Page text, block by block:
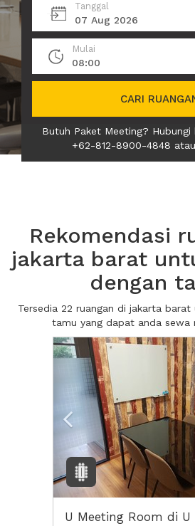
Tanggal
07 Aug 2026
Mulai
08:00
CARI
Butuh Paket Meeting? Hubungi
+62-812-8900-4848 atau
Rekomendasi
jakarta barat
dengan
Tersedia 22 ruangan di jakarta
tamu yang dapat anda sewa
Previous
U Meeting Room di U